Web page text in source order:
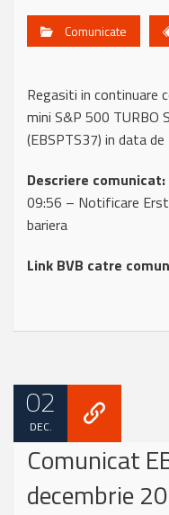
Comunicate
Regasiti in continuare
mini S&P 500
(EBSPTS37) in data
Descriere comunicat:
09:56 – Notificare
bariera
Link BVB catre
02
DEC.
Comunicat
decembrie